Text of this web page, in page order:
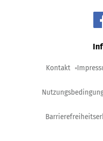
Kontakt